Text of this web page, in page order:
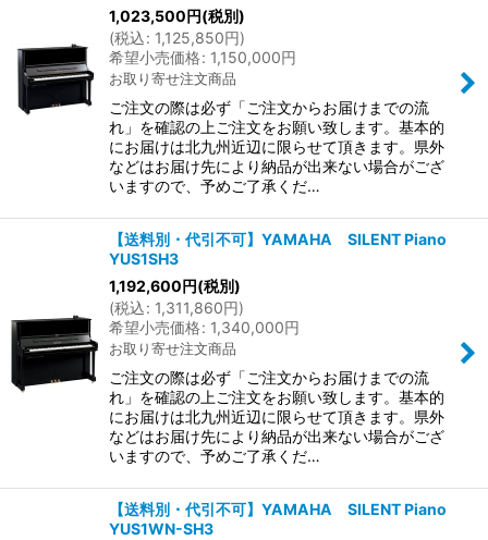
1,023,500 円(税別)
(税込: 1,125,850円)
希望小売価格: 1,150,000円
お取り寄せ注文商品
ご注文の際は必ず「ご注文からお届けまでの流
れ」を確認の上ご注文をお願い致します。基本的
にお届けは北九州近辺に限らせて頂きます。県外
などはお届け先により納品が出来ない場合がござ
いますので、予めご了承くだ…
【送料別・代引不可】YAMAHA SILENT Piano
YUS1SH3
1,192,600 円(税別)
(税込: 1,311,860円)
希望小売価格: 1,340,000円
お取り寄せ注文商品
ご注文の際は必ず「ご注文からお届けまでの流
れ」を確認の上ご注文をお願い致します。基本的
にお届けは北九州近辺に限らせて頂きます。県外
などはお届け先により納品が出来ない場合がござ
いますので、予めご了承くだ…
【送料別・代引不可】YAMAHA SILENT Piano
YUS1WN-SH3